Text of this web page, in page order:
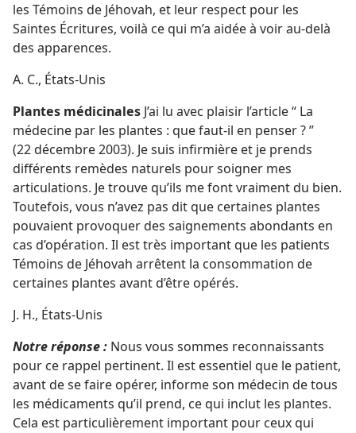
les Témoins de Jéhovah, et leur respect pour les
Saintes Écritures, voilà ce qui m’a aidée à voir au-delà
des apparences.
A. C., États-Unis
Plantes médicinales J’ai lu avec plaisir l’article “ La
médecine par les plantes : que faut-​il en penser ? ”
(22 décembre 2003). Je suis infirmière et je prends
différents remèdes naturels pour soigner mes
articulations. Je trouve qu’ils me font vraiment du bien.
Toutefois, vous n’avez pas dit que certaines plantes
pouvaient provoquer des saignements abondants en
cas d’opération. Il est très important que les patients
Témoins de Jéhovah arrêtent la consommation de
certaines plantes avant d’être opérés.
J. H., États-Unis
Notre réponse : Nous vous sommes reconnaissants
pour ce rappel pertinent. Il est essentiel que le patient,
avant de se faire opérer, informe son médecin de tous
les médicaments qu’il prend, ce qui inclut les plantes.
Cela est particulièrement important pour ceux qui